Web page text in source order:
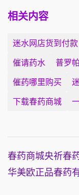
相关内容
迷水网店货到付款
催请药水
普罗
催药哪里购买
下载春药商城
春药商城央祈春
华美欧正品春药